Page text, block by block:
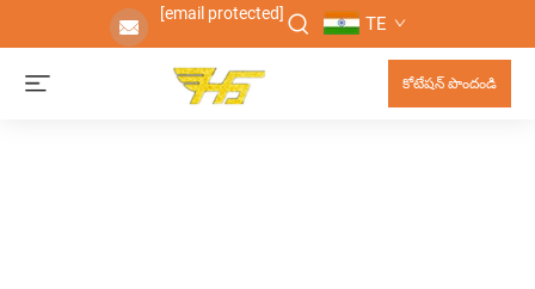
[email protected] TE
కోటేషన్ పొందండి